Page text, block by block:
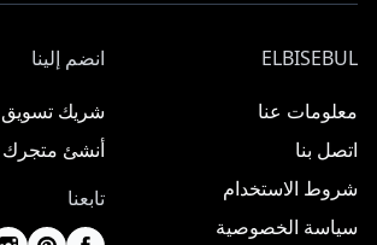
ELBISEBUL
معلومات عنا
اتصل بنا
شروط الاستخدام
سياسة الخصوصية
انضم إلينا
شريك تسويق
أنشئ متجرك
تابعنا